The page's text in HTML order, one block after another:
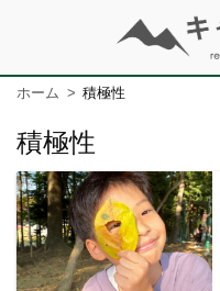
ホーム 積極性
積極性